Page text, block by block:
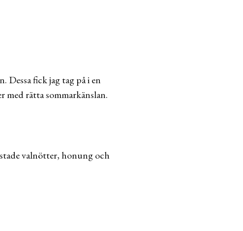
Dessa fick jag tag på i en
rätta sommarkänslan.
valnötter, honung och